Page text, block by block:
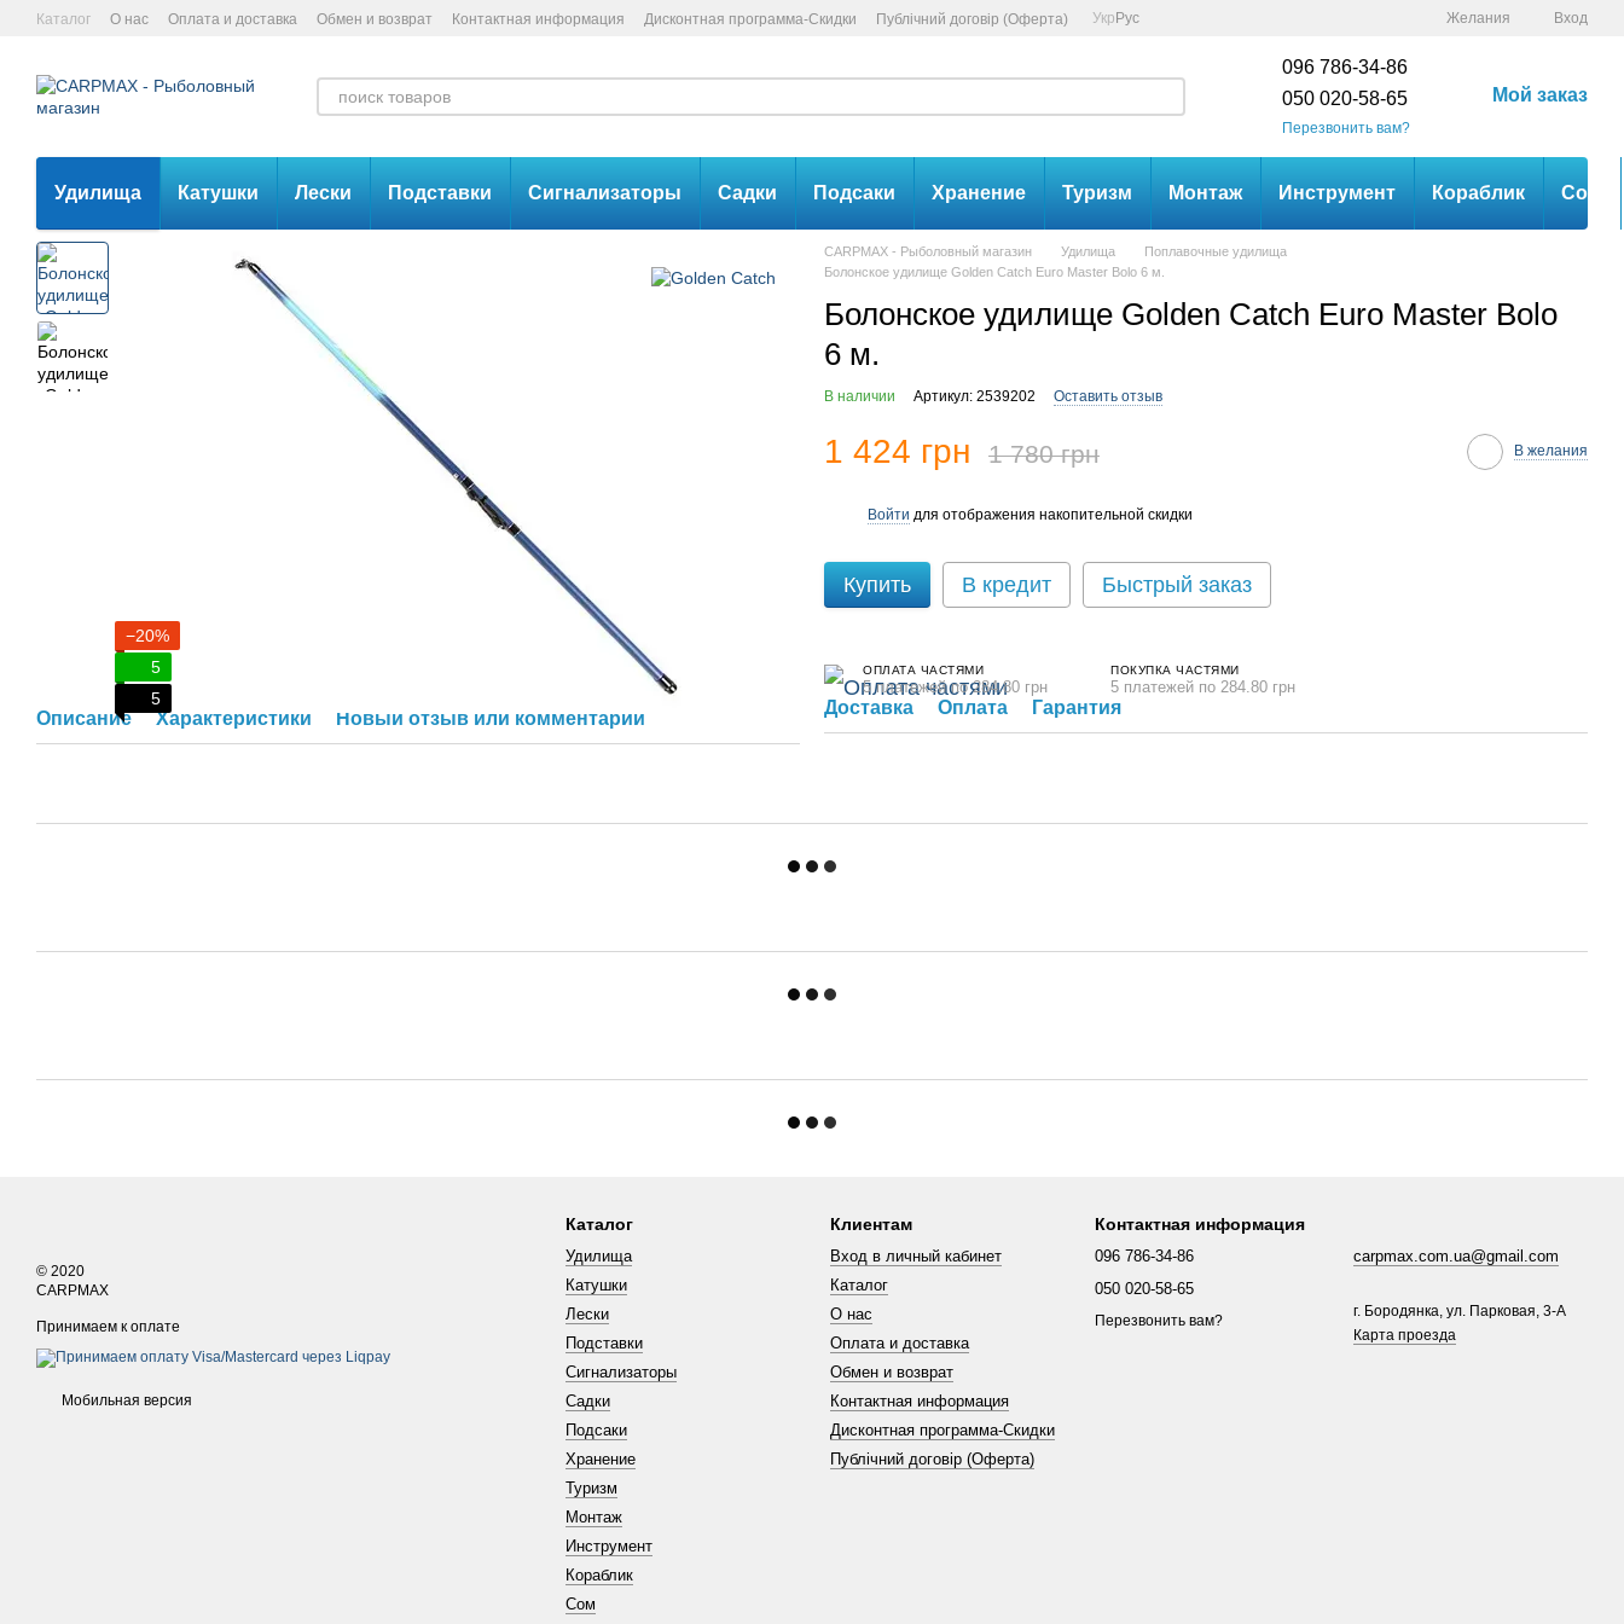
Перейти к основному контенту
Каталог О нас Оплата и доставка Обмен и возврат Контактная информация Дисконтная программа-Скидки Публічний договір (Оферта) Укр Рус Желания Вход
096 786-34-86
050 020-58-65
Перезвонить вам?
Мой заказ
Удилища Катушки Лески Подставки Сигнализаторы Садки Подсаки Хранение Туризм Монтаж Инструмент Кораблик Сом
−20%
5
5
Описание Характеристики Новый отзыв или комментарий
CARPMAX - Рыболовный магазин Удилища
Поплавочные удилища
Болонское удилище Golden Catch Euro Master Bolo 6 м.
Болонское удилище Golden Catch Euro Master Bolo
6 м.
В наличии Артикул: 2539202 Оставить отзыв
1 424 грн 1 780 грн В желания
Войти для отображения накопительной скидки
Купить В кредит Быстрый заказ
ОПЛАТА ЧАСТЯМИ
5 платежей по 284.80 грн
ПОКУПКА ЧАСТЯМИ
5 платежей по 284.80 грн
Доставка Оплата Гарантия
© 2020
CARPMAX
Принимаем к оплате
Мобильная версия
Каталог
Удилища
Катушки
Лески
Подставки
Сигнализаторы
Садки
Подсаки
Хранение
Туризм
Монтаж
Инструмент
Кораблик
Сом
Клиентам
Вход в личный кабинет
Каталог
О нас
Оплата и доставка
Обмен и возврат
Контактная информация
Дисконтная программа-Скидки
Публічний договір (Оферта)
Контактная информация
096 786-34-86
050 020-58-65
Перезвонить вам?
carpmax.com.ua@gmail.com
г. Бородянка, ул. Парковая, 3-A
Карта проезда